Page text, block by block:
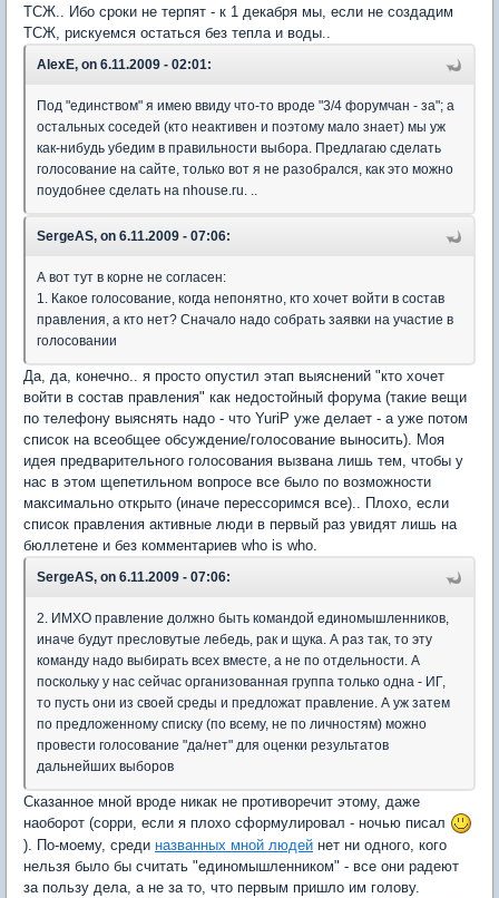
ТСЖ.. Ибо сроки не терпят - к 1 декабря мы, если не создадим
ТСЖ, рискуемся остаться без тепла и воды..
AlexE, on 6.11.2009 - 02:01:
Под "единством" я имею ввиду что-то вроде "3/4 форумчан - за"; а
остальных соседей (кто неактивен и поэтому мало знает) мы уж
как-нибудь убедим в правильности выбора. Предлагаю сделать
голосование на сайте, только вот я не разобрался, как это можно
поудобнее сделать на nhouse.ru. ..
SergeAS, on 6.11.2009 - 07:06:
А вот тут в корне не согласен:
1. Какое голосование, когда непонятно, кто хочет войти в состав
правления, а кто нет? Сначало надо собрать заявки на участие в
голосовании
Да, да, конечно.. я просто опустил этап выяснений "кто хочет
войти в состав правления" как недостойный форума (такие вещи
по телефону выяснять надо - что YuriP уже делает - а уже потом
список на всеобщее обсуждение/голосование выносить). Моя
идея предварительного голосования вызвана лишь тем, чтобы у
нас в этом щепетильном вопросе все было по возможности
максимально открыто (иначе перессоримся все).. Плохо, если
список правления активные люди в первый раз увидят лишь на
бюллетене и без комментариев who is who.
SergeAS, on 6.11.2009 - 07:06:
2. ИМХО правление должно быть командой единомышленников,
иначе будут пресловутые лебедь, рак и щука. А раз так, то эту
команду надо выбирать всех вместе, а не по отдельности. А
поскольку у нас сейчас организованная группа только одна - ИГ,
то пусть они из своей среды и предложат правление. А уж затем
по предложенному списку (по всему, не по личностям) можно
провести голосование "да/нет" для оценки результатов
дальнейших выборов
Сказанное мной вроде никак не противоречит этому, даже
наоборот (сорри, если я плохо сформулировал - ночью писал
). По-моему, среди названных мной людей нет ни одного, кого
нельзя было бы считать "единомышленником" - все они радеют
за пользу дела, а не за то, что первым пришло им голову.